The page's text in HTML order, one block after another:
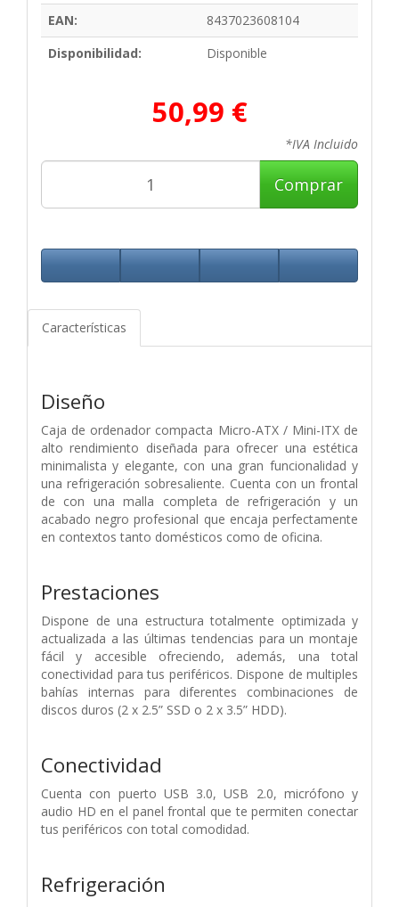
EAN:
8437023608104
Disponibilidad:
Disponible
50,99 €
*IVA Incluido
Comprar
Características
Diseño
Caja de ordenador compacta Micro-ATX / Mini-ITX de
alto rendimiento diseñada para ofrecer una estética
minimalista y elegante, con una gran funcionalidad y
una refrigeración sobresaliente. Cuenta con un frontal
de con una malla completa de refrigeración y un
acabado negro profesional que encaja perfectamente
en contextos tanto domésticos como de oficina.
Prestaciones
Dispone de una estructura totalmente optimizada y
actualizada a las últimas tendencias para un montaje
fácil y accesible ofreciendo, además, una total
conectividad para tus periféricos. Dispone de multiples
bahías internas para diferentes combinaciones de
discos duros (2 x 2.5” SSD o 2 x 3.5” HDD).
Conectividad
Cuenta con puerto USB 3.0, USB 2.0, micrófono y
audio HD en el panel frontal que te permiten conectar
tus periféricos con total comodidad.
Refrigeración